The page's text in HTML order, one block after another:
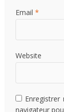
Email *
Website
navigateur